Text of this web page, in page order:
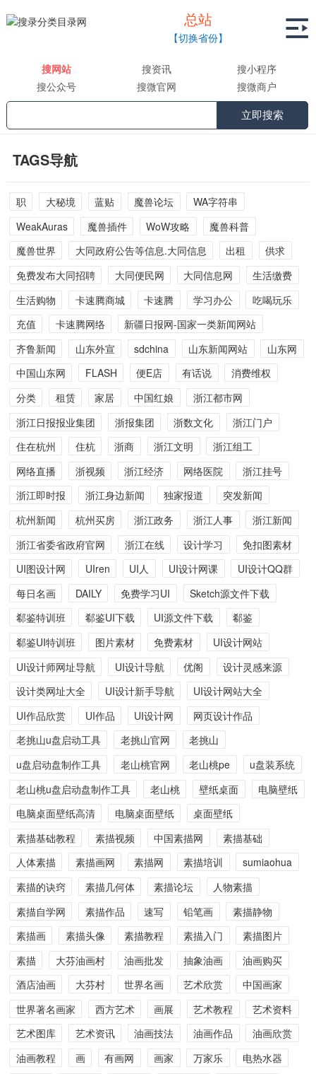

总站
【切换省份】
搜网站 搜资讯
搜小程序
搜公众号
搜微官网 搜微商户
立即搜索
TAGS导航
职 大秘境 蓝贴 魔兽论坛
WA字符串
WeakAuras
魔兽插件 WoW攻略
魔兽科普
魔兽世界
大同政府公告等信息.大同信息 出租
供求
免费发布大同招聘
大同便民网 大同信息网
生活缴费
生活购物
卡速腾商城 卡速腾 学习办公
吃喝玩乐
充值
卡速腾网络
新疆日报网-国家一类新闻网站
齐鲁新闻
山东外宣 sdchina 山东新闻网站
山东网
中国山东网
FLASH 便E店 有话说
消费维权
分类
租赁 家居 中国红娘
浙江都市网
浙江日报报业集团
浙报集团 浙数文化
浙江门户
住在杭州
住杭 浙商 浙江文明
浙江组工
网络直播
浙视频 浙江经济 网络医院
浙江挂号
浙江即时报
浙江身边新闻 独家报道
突发新闻
杭州新闻
杭州买房 浙江政务 浙江人事
浙江新闻
浙江省委省政府官网
浙江在线 设计学习
免扣图素材
UI图设计网
UIren UI人 UI设计网课
UI设计QQ群
每日名画
DAILY 免费学习UI
Sketch源文件下载
郗鉴特训班
郗鉴UI下载 UI源文件下载
郗鉴
郗鉴UI特训班
图片素材 免费素材
UI设计网站
UI设计师网址导航
UI设计导航 优阁
设计灵感来源
设计类网址大全
UI设计新手导航
UI设计网站大全
UI作品欣赏
UI作品 UI设计网
网页设计作品
老挑山u盘启动工具
老挑山官网
老挑山
u盘启动盘制作工具
老山桃官网 老山桃pe
u盘装系统
老山桃u盘启动盘制作工具
老山桃 壁纸桌面
电脑壁纸
电脑桌面壁纸高清
电脑桌面壁纸
桌面壁纸
素描基础教程
素描视频 中国素描网
素描基础
人体素描
素描画网 素描网 素描培训
sumiaohua
素描的诀窍
素描几何体 素描论坛
人物素描
素描自学网
素描作品 速写 铅笔画
素描静物
素描画
素描头像 素描教程 素描入门
素描图片
素描
大芬油画村 油画批发 抽象油画
油画购买
酒店油画
大芬村 世界名画 艺术欣赏
中国画家
世界著名画家
西方艺术 画展 艺术教程
艺术资料
艺术图库
艺术资讯 油画技法 油画作品
油画欣赏
油画教程
画 有画网 画家 万家乐
电热水器